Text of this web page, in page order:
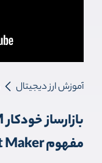
آموزش ارز دیجیتال
مفهوم Automated Market Maker